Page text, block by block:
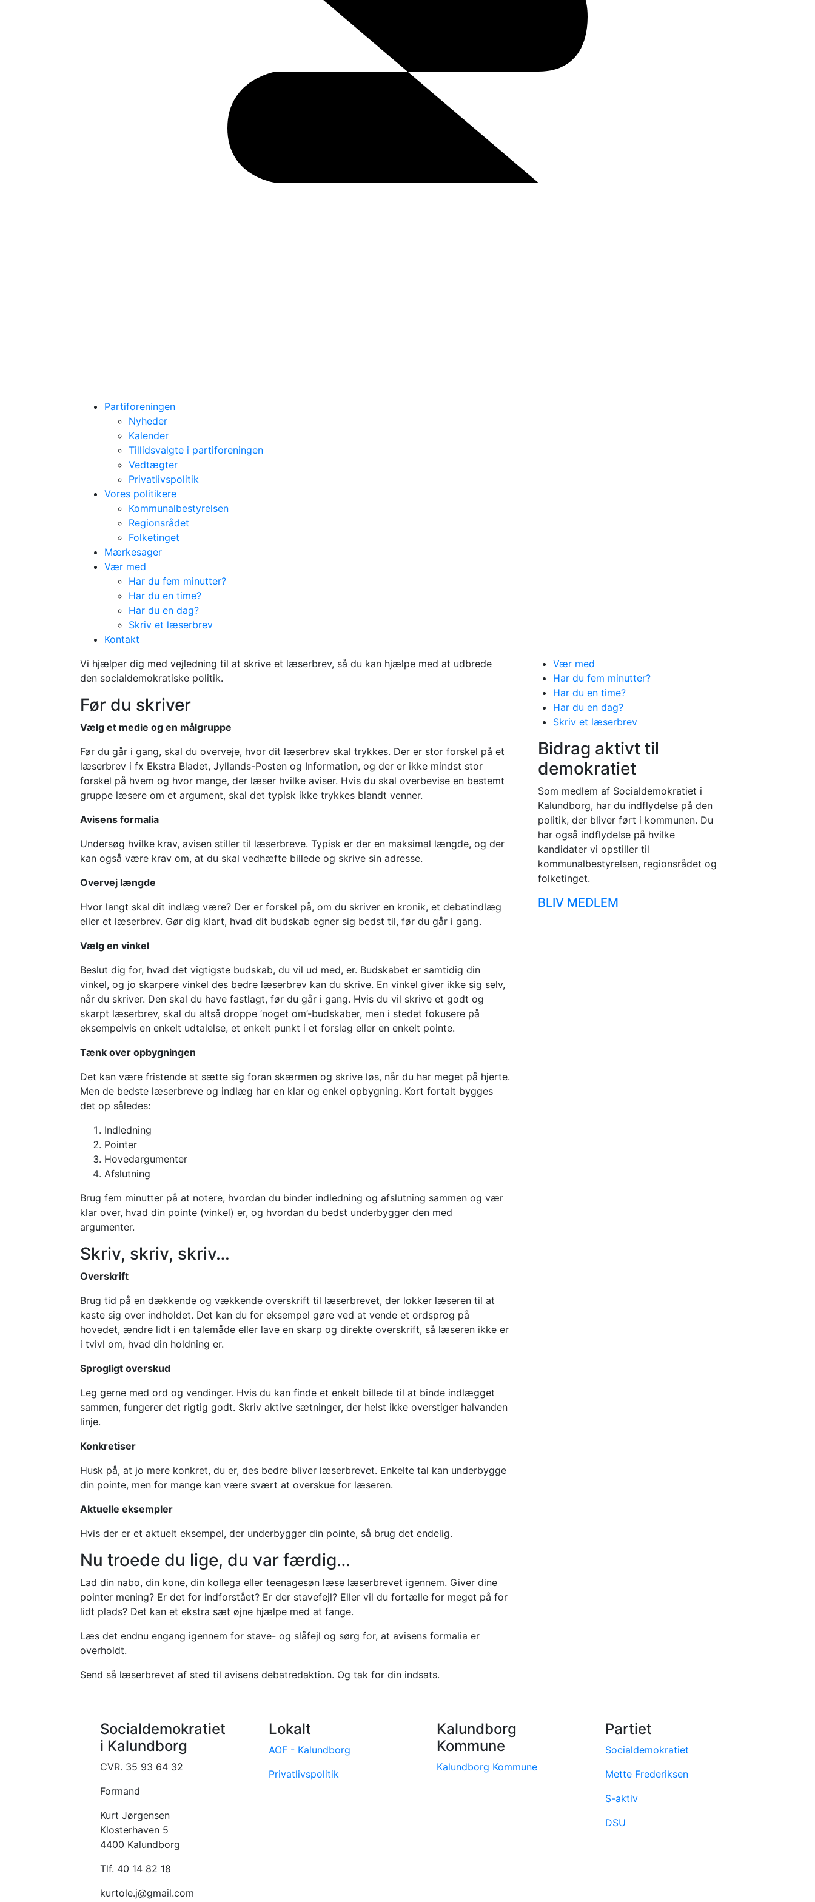
Partiforeningen
Nyheder
Kalender
Tillidsvalgte i partiforeningen
Vedtægter
Privatlivspolitik
Vores politikere
Kommunalbestyrelsen
Regionsrådet
Folketinget
Mærkesager
Vær med
Har du fem minutter?
Har du en time?
Har du en dag?
Skriv et læserbrev
Kontakt
Guide
Skriv et læserbrev
Vi hjælper dig med vejledning til at skrive et læserbrev, så du kan hjælpe med at udbrede
den socialdemokratiske politik.
Før du skriver
Vælg et medie og en målgruppe
Før du går i gang, skal du overveje, hvor dit læserbrev skal trykkes. Der er stor forskel på et
læserbrev i fx Ekstra Bladet, Jyllands-Posten og Information, og der er ikke mindst stor
forskel på hvem og hvor mange, der læser hvilke aviser. Hvis du skal overbevise en bestemt
gruppe læsere om et argument, skal det typisk ikke trykkes blandt venner.
Avisens formalia
Undersøg hvilke krav, avisen stiller til læserbreve. Typisk er der en maksimal længde, og der
kan også være krav om, at du skal vedhæfte billede og skrive sin adresse.
Overvej længde
Hvor langt skal dit indlæg være? Der er forskel på, om du skriver en kronik, et debatindlæg
eller et læserbrev. Gør dig klart, hvad dit budskab egner sig bedst til, før du går i gang.
Vælg en vinkel
Beslut dig for, hvad det vigtigste budskab, du vil ud med, er. Budskabet er samtidig din
vinkel, og jo skarpere vinkel des bedre læserbrev kan du skrive. En vinkel giver ikke sig selv,
når du skriver. Den skal du have fastlagt, før du går i gang. Hvis du vil skrive et godt og
skarpt læserbrev, skal du altså droppe ’noget om’-budskaber, men i stedet fokusere på
eksempelvis en enkelt udtalelse, et enkelt punkt i et forslag eller en enkelt pointe.
Tænk over opbygningen
Det kan være fristende at sætte sig foran skærmen og skrive løs, når du har meget på hjerte.
Men de bedste læserbreve og indlæg har en klar og enkel opbygning. Kort fortalt bygges
det op således:
Indledning
Pointer
Hovedargumenter
Afslutning
Brug fem minutter på at notere, hvordan du binder indledning og afslutning sammen og vær
klar over, hvad din pointe (vinkel) er, og hvordan du bedst underbygger den med
argumenter.
Skriv, skriv, skriv…
Overskrift
Brug tid på en dækkende og vækkende overskrift til læserbrevet, der lokker læseren til at
kaste sig over indholdet. Det kan du for eksempel gøre ved at vende et ordsprog på
hovedet, ændre lidt i en talemåde eller lave en skarp og direkte overskrift, så læseren ikke er
i tvivl om, hvad din holdning er.
Sprogligt overskud
Leg gerne med ord og vendinger. Hvis du kan finde et enkelt billede til at binde indlægget
sammen, fungerer det rigtig godt. Skriv aktive sætninger, der helst ikke overstiger halvanden
linje.
Konkretiser
Husk på, at jo mere konkret, du er, des bedre bliver læserbrevet. Enkelte tal kan underbygge
din pointe, men for mange kan være svært at overskue for læseren.
Aktuelle eksempler
Hvis der er et aktuelt eksempel, der underbygger din pointe, så brug det endelig.
Nu troede du lige, du var færdig…
Lad din nabo, din kone, din kollega eller teenagesøn læse læserbrevet igennem. Giver dine
pointer mening? Er det for indforstået? Er der stavefejl? Eller vil du fortælle for meget på for
lidt plads? Det kan et ekstra sæt øjne hjælpe med at fange.
Læs det endnu engang igennem for stave- og slåfejl og sørg for, at avisens formalia er
overholdt.
Send så læserbrevet af sted til avisens debatredaktion. Og tak for din indsats.
Vær med
Har du fem minutter?
Har du en time?
Har du en dag?
Skriv et læserbrev
Bidrag aktivt til
demokratiet
Som medlem af Socialdemokratiet i
Kalundborg, har du indflydelse på den
politik, der bliver ført i kommunen. Du
har også indflydelse på hvilke
kandidater vi opstiller til
kommunalbestyrelsen, regionsrådet og
folketinget.
BLIV MEDLEM
Socialdemokratiet
i Kalundborg
CVR. 35 93 64 32
Formand
Kurt Jørgensen
Klosterhaven 5
4400 Kalundborg
Tlf. 40 14 82 18
kurtole.j@gmail.com
Lokalt
AOF - Kalundborg
Privatlivspolitik
Kalundborg
Kommune
Kalundborg Kommune
Partiet
Socialdemokratiet
Mette Frederiksen
S-aktiv
DSU